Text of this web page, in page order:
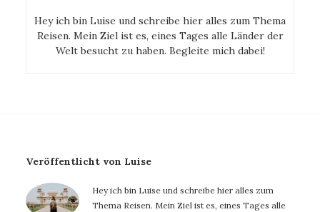
Hey ich bin Luise und schreibe hier alles zum Thema
Reisen. Mein Ziel ist es, eines Tages alle Länder der
Welt besucht zu haben. Begleite mich dabei!
Veröffentlicht von Luise
Hey ich bin Luise und schreibe hier alles zum
Thema Reisen. Mein Ziel ist es, eines Tages alle